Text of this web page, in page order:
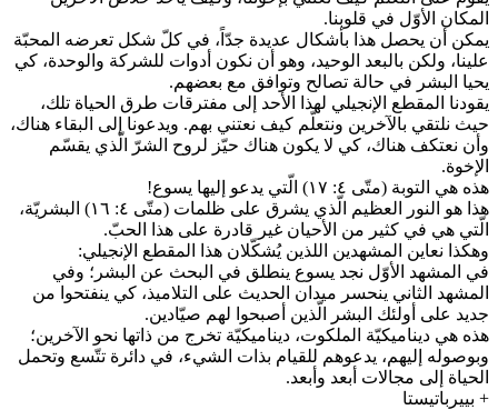
المكان الأوّل في قلوبنا.
يمكن أن يحصل هذا بأشكال عديدة جدّاً، في كلّ شكل تعرضه المحبّة
علينا، ولكن بالبعد الوحيد، وهو أن نكون أدوات للشركة والوحدة، كي
يحيا البشر في حالة تصالح وتوافق مع بعضهم.
يقودنا المقطع الإنجيلي لهذا الأحد إلى مفترقات طرق الحياة تلك،
حيث نلتقي بالآخرين ونتعلّم كيف نعتني بهم. ويدعونا إلى البقاء هناك،
وأن نعتكف هناك، كي لا يكون هناك حيّز لروح الشرّ الّذي يقسّم
الإخوة.
هذه هي التوبة (متّى ٤: ١٧) الّتي يدعو إليها يسوع!
هذا هو النور العظيم الّذي يشرق على ظلمات (متّى ٤: ١٦) البشريّة،
الّتي هي في كثير من الأحيان غير قادرة على هذا الحبّ.
وهكذا نعاين المشهدين اللذين يُشكّلان هذا المقطع الإنجيلي:
في المشهد الأوّل نجد يسوع ينطلق في البحث عن البشر؛ وفي
المشهد الثاني ينحسر ميدان الحديث على التلاميذ، كي ينفتحوا من
جديد على أولئك البشر الّذين أصبحوا لهم صيّادين.
هذه هي ديناميكيّة الملكوت، ديناميكيّة تخرج من ذاتها نحو الآخرين؛
وبوصوله إليهم، يدعوهم للقيام بذات الشيء، في دائرة تتّسع وتحمل
الحياة إلى مجالات أبعد وأبعد.
+ بييرباتيستا